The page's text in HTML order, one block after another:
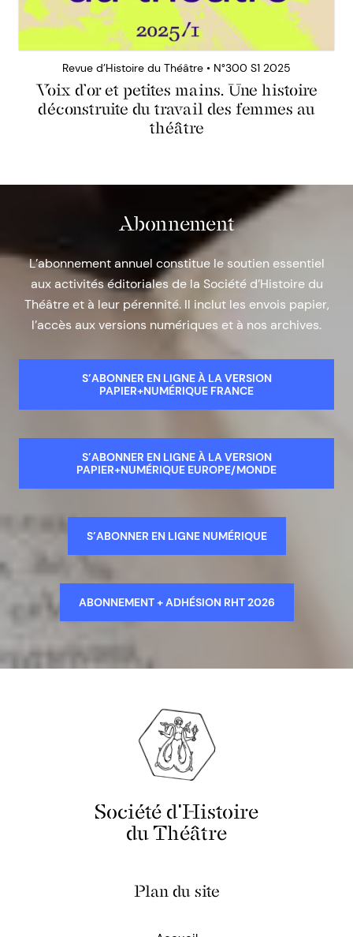
Revue d’Histoire du Théâtre • N°300 S1 2025
Voix d’or et petites mains. Une histoire
déconstruite du travail des femmes au
théâtre
Abonnement
L’abonnement annuel constitue le soutien essentiel
aux activités éditoriales de la Société d’Histoire du
Théâtre et à leur pérennité. Il inclut les envois papier,
l’accès aux versions numériques et à nos archives.
S’ABONNER EN LIGNE À LA VERSION
PAPIER+NUMÉRIQUE FRANCE
S’ABONNER EN LIGNE À LA VERSION
PAPIER+NUMÉRIQUE EUROPE/MONDE
S’ABONNER EN LIGNE NUMÉRIQUE
ABONNEMENT + ADHÉSION RHT 2026
Société d'Histoire
du Théâtre
Plan du site